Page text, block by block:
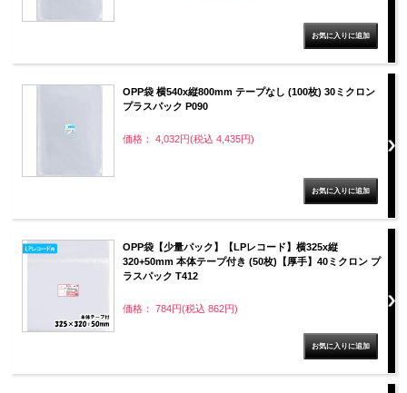
OPP袋 横540x縦800mm テープなし (100枚) 30ミクロン
プラスパック P090
価格： 4,032円(税込 4,435円)
OPP袋【少量パック】【LPレコード】横325x縦
320+50mm 本体テープ付き (50枚)【厚手】40ミクロン プ
ラスパック T412
価格： 784円(税込 862円)